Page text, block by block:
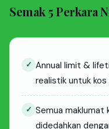
Semak 5 Perkara
✓ Annual limit &
realistik untuk
✓ Semua maklumat
didedahkan